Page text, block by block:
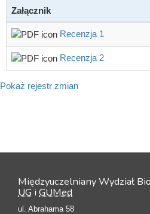
Załącznik
Recenzja 1
Recenzja 2
Pokaż rejestr zmian
Międzyuczelniany Wydział
UG i GUMed
ul. Abrahama 58